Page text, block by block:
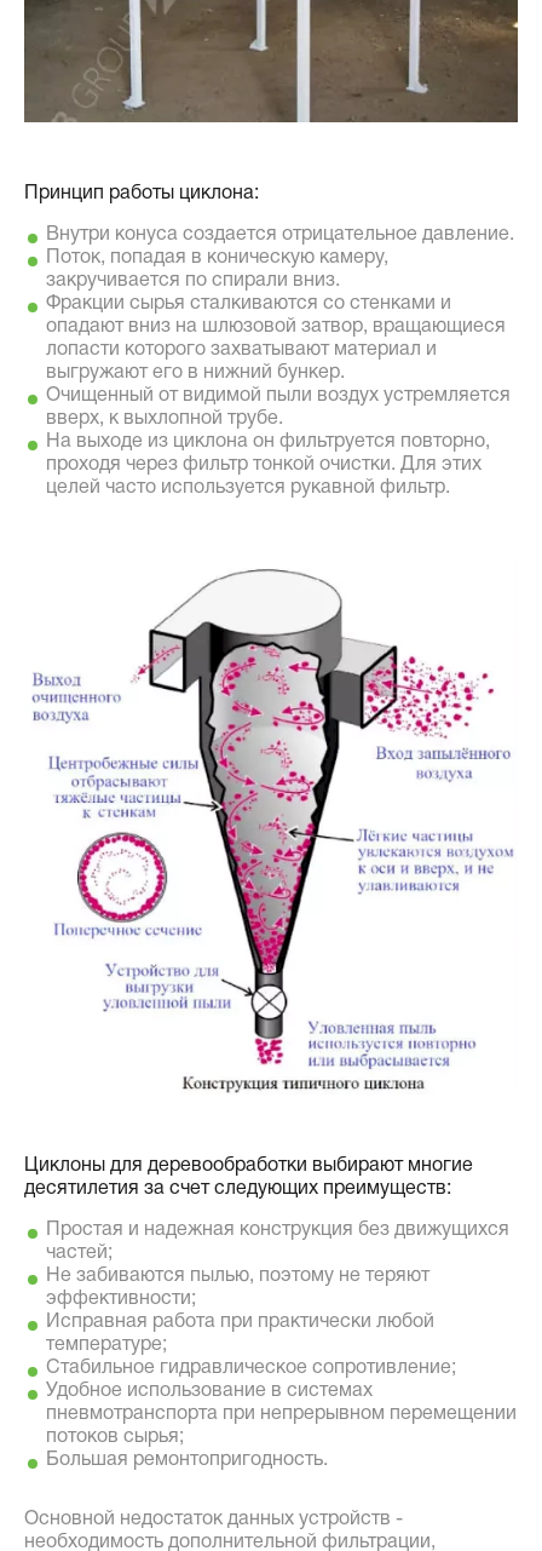
Принцип работы циклона:
Внутри конуса создается отрицательное давление.
Поток, попадая в коническую камеру,
закручивается по спирали вниз.
Фракции сырья сталкиваются со стенками и
опадают вниз на шлюзовой затвор, вращающиеся
лопасти которого захватывают материал и
выгружают его в нижний бункер.
Очищенный от видимой пыли воздух устремляется
вверх, к выхлопной трубе.
На выходе из циклона он фильтруется повторно,
проходя через фильтр тонкой очистки. Для этих
целей часто используется рукавной фильтр.
Циклоны для деревообработки выбирают многие
десятилетия за счет следующих преимуществ:
Простая и надежная конструкция без движущихся
частей;
Не забиваются пылью, поэтому не теряют
эффективности;
Исправная работа при практически любой
температуре;
Стабильное гидравлическое сопротивление;
Удобное использование в системах
пневмотранспорта при непрерывном перемещении
потоков сырья;
Большая ремонтопригодность.
Основной недостаток данных устройств -
необходимость дополнительной фильтрации,